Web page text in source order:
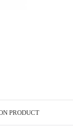
PRODUCT